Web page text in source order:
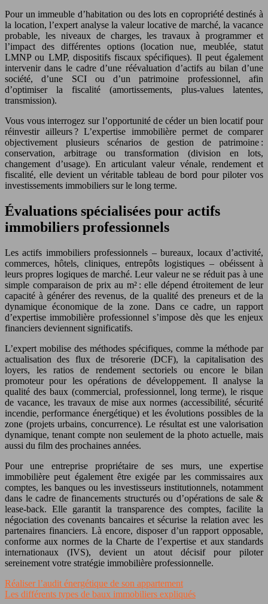
Pour un immeuble d’habitation ou des lots en copropriété destinés à
la location, l’expert analyse la valeur locative de marché, la vacance
probable, les niveaux de charges, les travaux à programmer et
l’impact des différentes options (location nue, meublée, statut
LMNP ou LMP, dispositifs fiscaux spécifiques). Il peut également
intervenir dans le cadre d’une réévaluation d’actifs au bilan d’une
société, d’une SCI ou d’un patrimoine professionnel, afin
d’optimiser la fiscalité (amortissements, plus-values latentes,
transmission).
Vous vous interrogez sur l’opportunité de céder un bien locatif pour
réinvestir ailleurs ? L’expertise immobilière permet de comparer
objectivement plusieurs scénarios de gestion de patrimoine :
conservation, arbitrage ou transformation (division en lots,
changement d’usage). En articulant valeur vénale, rendement et
fiscalité, elle devient un véritable tableau de bord pour piloter vos
investissements immobiliers sur le long terme.
Évaluations spécialisées pour actifs
immobiliers professionnels
Les actifs immobiliers professionnels – bureaux, locaux d’activité,
commerces, hôtels, cliniques, entrepôts logistiques – obéissent à
leurs propres logiques de marché. Leur valeur ne se réduit pas à une
simple comparaison de prix au m² : elle dépend étroitement de leur
capacité à générer des revenus, de la qualité des preneurs et de la
dynamique économique de la zone. Dans ce cadre, un rapport
d’expertise immobilière professionnel s’impose dès que les enjeux
financiers deviennent significatifs.
L’expert mobilise des méthodes spécifiques, comme la méthode par
actualisation des flux de trésorerie (DCF), la capitalisation des
loyers, les ratios de rendement sectoriels ou encore le bilan
promoteur pour les opérations de développement. Il analyse la
qualité des baux (commercial, professionnel, long terme), le risque
de vacance, les travaux de mise aux normes (accessibilité, sécurité
incendie, performance énergétique) et les évolutions possibles de la
zone (projets urbains, concurrence). Le résultat est une valorisation
dynamique, tenant compte non seulement de la photo actuelle, mais
aussi du film des prochaines années.
Pour une entreprise propriétaire de ses murs, une expertise
immobilière peut également être exigée par les commissaires aux
comptes, les banques ou les investisseurs institutionnels, notamment
dans le cadre de financements structurés ou d’opérations de sale &
lease-back. Elle garantit la transparence des comptes, facilite la
négociation des covenants bancaires et sécurise la relation avec les
partenaires financiers. Là encore, disposer d’un rapport opposable,
conforme aux normes de la Charte de l’expertise et aux standards
internationaux (IVS), devient un atout décisif pour piloter
sereinement votre stratégie immobilière professionnelle.
Réaliser l’audit énergétique de son appartement
Les différents types de baux immobiliers expliqués